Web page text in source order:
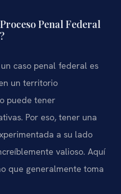
Penal Federal
caso penal federal es
un territorio
puede tener
Por eso, tener una
a su lado
valioso. Aquí
que generalmente toma